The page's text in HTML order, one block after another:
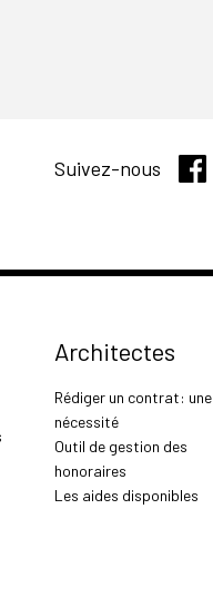
Suivez-nous
Architectes
Rédiger un contrat: une
nécessité
Outil de gestion des
honoraires
Les aides disponibles